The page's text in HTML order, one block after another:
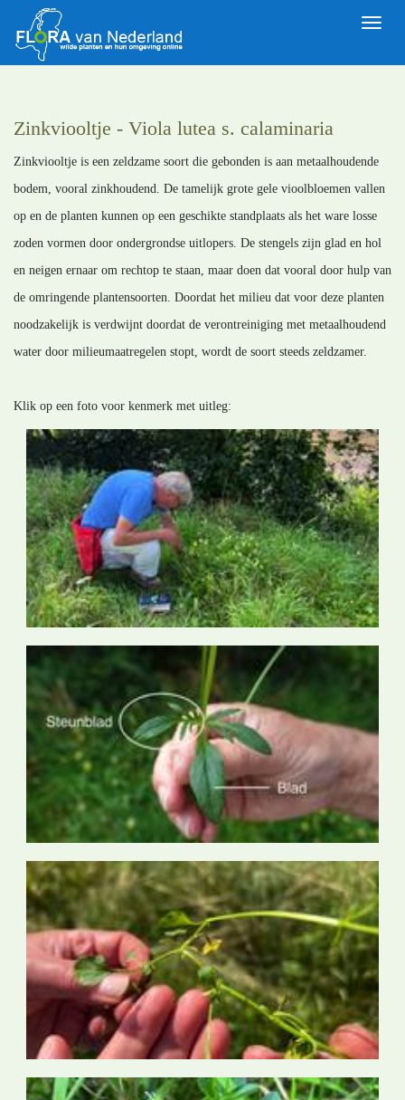
Toggle
Zinkviooltje - Viola lutea s. calaminaria
Zinkviooltje is een zeldzame soort die gebonden is aan metaalhoudende
bodem, vooral zinkhoudend. De tamelijk grote gele vioolbloemen vallen
op en de planten kunnen op een geschikte standplaats als het ware losse
zoden vormen door ondergrondse uitlopers. De stengels zijn glad en hol
en neigen ernaar om rechtop te staan, maar doen dat vooral door hulp van
de omringende plantensoorten. Doordat het milieu dat voor deze planten
noodzakelijk is verdwijnt doordat de verontreiniging met metaalhoudend
water door milieumaatregelen stopt, wordt de soort steeds zeldzamer.
Klik op een foto voor kenmerk met uitleg: